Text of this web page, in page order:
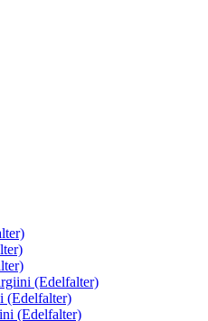
(Edelfalter)
(Edelfalter)
(Edelfalter)